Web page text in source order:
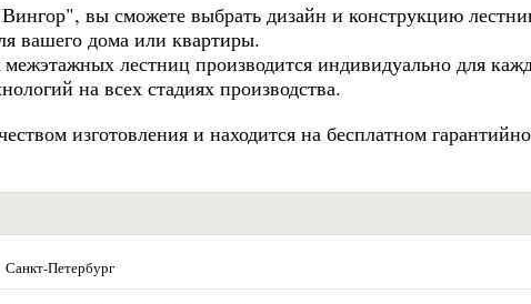
вы сможете выбрать дизайн и конструкцию
вашего дома или квартиры.
лестниц производится индивидуально для
на всех стадиях производства.
изготовления и находится на бесплатном
Санкт-Петербург